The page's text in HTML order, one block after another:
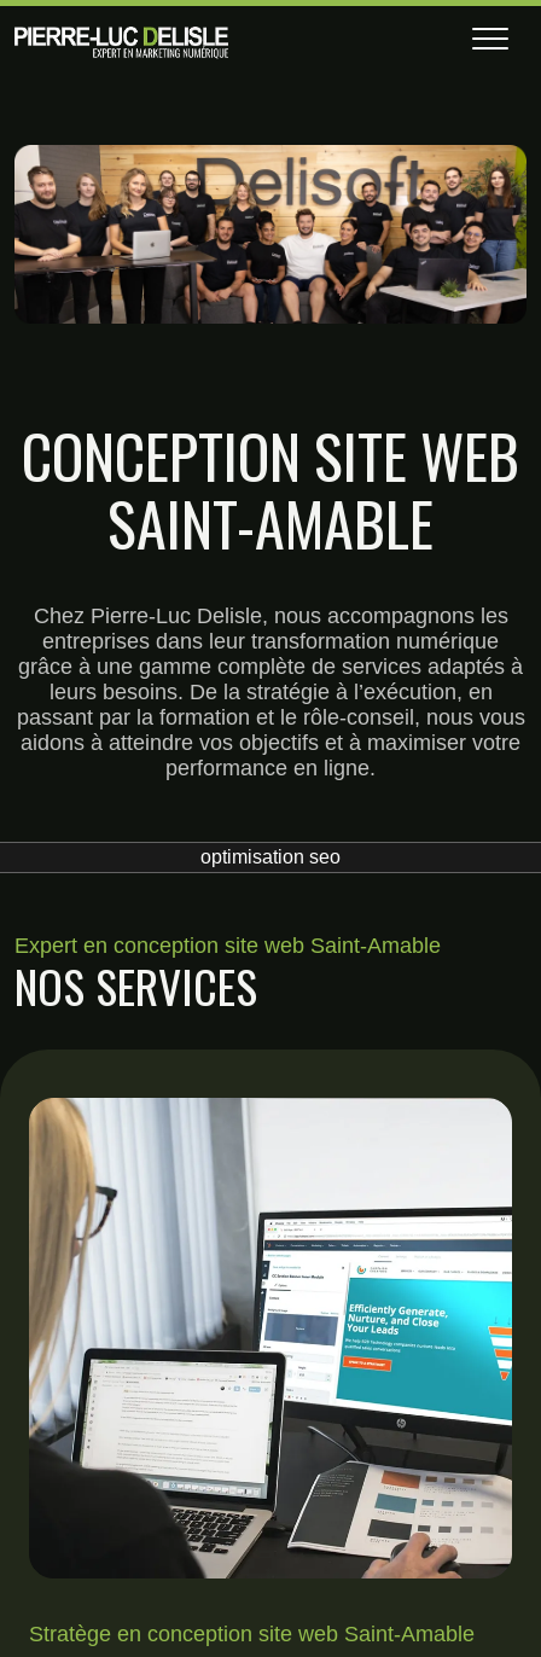
CONCEPTION SITE WEB
SAINT-AMABLE
Chez Pierre-Luc Delisle, nous accompagnons les
entreprises dans leur transformation numérique
grâce à une gamme complète de services adaptés à
leurs besoins. De la stratégie à l’exécution, en
passant par la formation et le rôle-conseil, nous vous
aidons à atteindre vos objectifs et à maximiser votre
performance en ligne.
optimisation seo
Expert en conception site web Saint-Amable
NOS SERVICES
Stratège en conception site web Saint-Amable